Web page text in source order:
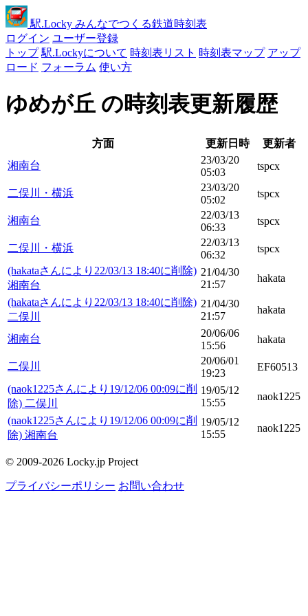
駅.Locky みんなでつくる鉄道時刻表
ログイン ユーザー登録
トップ 駅.Lockyについて 時刻表リスト 時刻表マップ アップ
ロード フォーラム 使い方
ゆめが丘 の時刻表更新履歴
方面 更新日時
更新者
湘南台
23/03/20
05:03
tspcx
二俣川・横浜
23/03/20
05:02
tspcx
湘南台
22/03/13
06:33
tspcx
二俣川・横浜
22/03/13
06:32
tspcx
(hakataさんにより22/03/13 18:40に削除)
湘南台
21/04/30
21:57
hakata
(hakataさんにより22/03/13 18:40に削除)
二俣川
21/04/30
21:57
hakata
湘南台
20/06/06
15:56
hakata
二俣川
20/06/01
19:23
EF60513
(naok1225さんにより19/12/06 00:09に削
除) 二俣川
19/05/12
15:55
naok1225
(naok1225さんにより19/12/06 00:09に削
除) 湘南台
19/05/12
15:55
naok1225
© 2009-2026 Locky.jp Project
プライバシーポリシー お問い合わせ